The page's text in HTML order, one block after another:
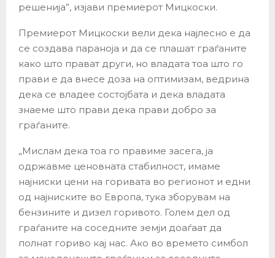
решенија”, изјави премиерот Мицкоски.
Премиерот Мицкоски вели дека најлесно е да
се создава параноја и да се плашат граѓаните
како што прават други, но владата тоа што го
прави е да внесе доза на оптимизам, ведрина
дека се владее состојбата и дека владата
знаеме што прави дека прави добро за
граѓаните.
„Мислам дека тоа го правиме засега, ја
одржавме ценовната стабилност, имаме
најниски цени на горивата во регионот и едни
од најниските во Европа, тука зборувам на
бензините и дизел горивото. Голем дел од
граѓаните на соседните земји доаѓаат да
полнат гориво кај нас. Ако во времето симбол